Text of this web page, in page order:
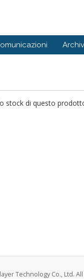
stock di questo
Technology Co., Ltd.